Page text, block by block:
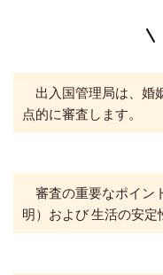
出入国管理局は、婚
点的に審査します。
審査の重要なポイン
明）および 生活の安定